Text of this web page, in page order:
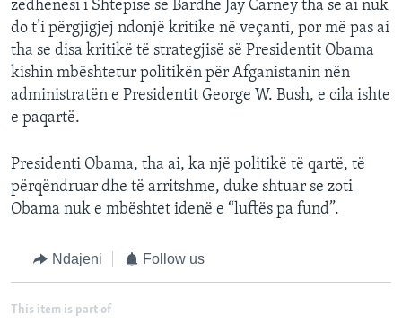
zëdhënësi i Shtëpisë së Bardhë Jay Carney tha se ai nuk
do t’i përgjigjej ndonjë kritike në veçanti, por më pas ai
tha se disa kritikë të strategjisë së Presidentit Obama
kishin mbështetur politikën për Afganistanin nën
administratën e Presidentit George W. Bush, e cila ishte
e paqartë.
Presidenti Obama, tha ai, ka një politikë të qartë, të
përqëndruar dhe të arritshme, duke shtuar se zoti
Obama nuk e mbështet idenë e “luftës pa fund”.
Ndajeni Follow us
This item is part of